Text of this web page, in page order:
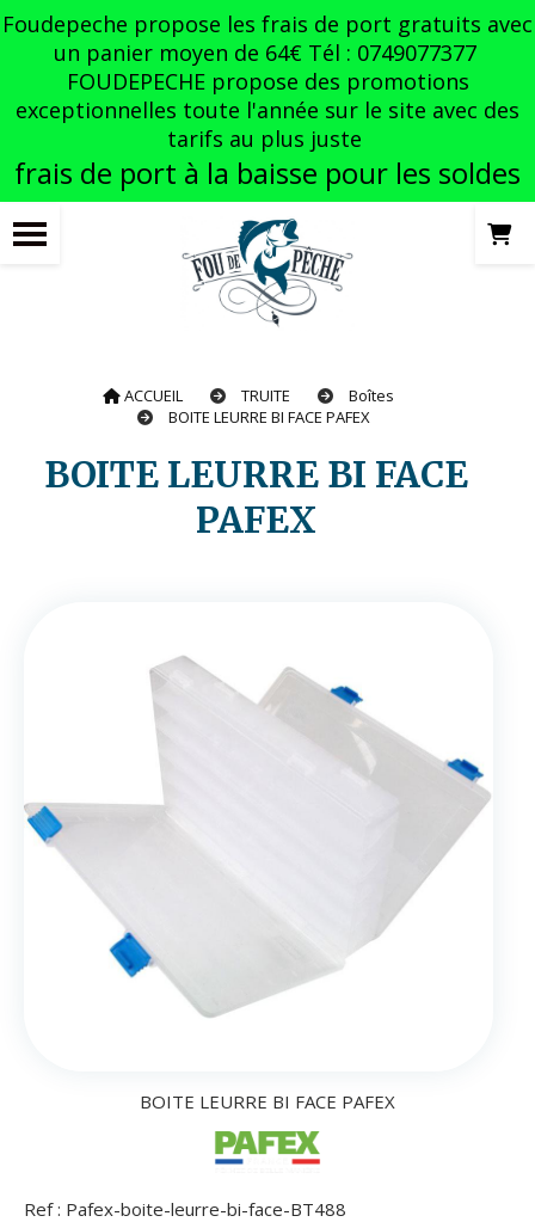
Foudepeche propose les frais de port gratuits avec
un panier moyen de 64€ Tél : 0749077377
FOUDEPECHE propose des promotions
exceptionnelles toute l'année sur le site avec des
tarifs au plus juste
frais de port à la baisse pour les soldes
ACCUEIL TRUITE
Boîtes
BOITE LEURRE BI FACE PAFEX
BOITE LEURRE BI FACE
PAFEX
BOITE LEURRE BI FACE PAFEX
Ref : Pafex-boite-leurre-bi-face-BT488